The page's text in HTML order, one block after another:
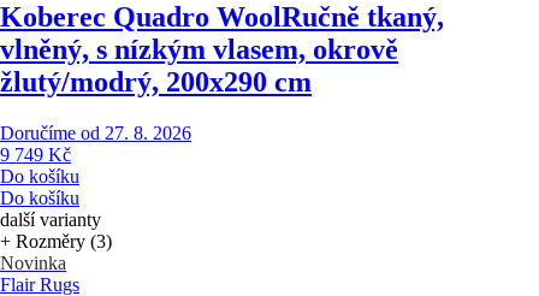
Koberec Quadro WoolRučně tkaný,
vlněný, s nízkým vlasem, okrově
žlutý/modrý, 200x290 cm
Doručíme od 27. 8. 2026
9 749 Kč
Do košíku
Do košíku
další varianty
+ Rozměry (3)
Novinka
Flair Rugs